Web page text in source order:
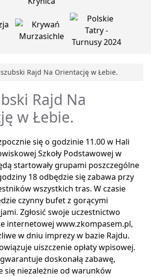
Rajd Na Orientację w Łebie.
Rajd Na
w Łebie.
się o godzinie 11.00 w Hali
Szkoły Podstawowej w
startowały grupami poszczególne
18 odbędzie się zabawa przy
wszystkich tras. W czasie
czynny bufet z gorącymi
Zgłosić swoje uczestnictwo
internetowej www.zkompasem.pl,
w dniu imprezy w bazie Rajdu.
uiszczenie opłaty wpisowej.
doskonałą zabawę,
się niezależnie od warunków